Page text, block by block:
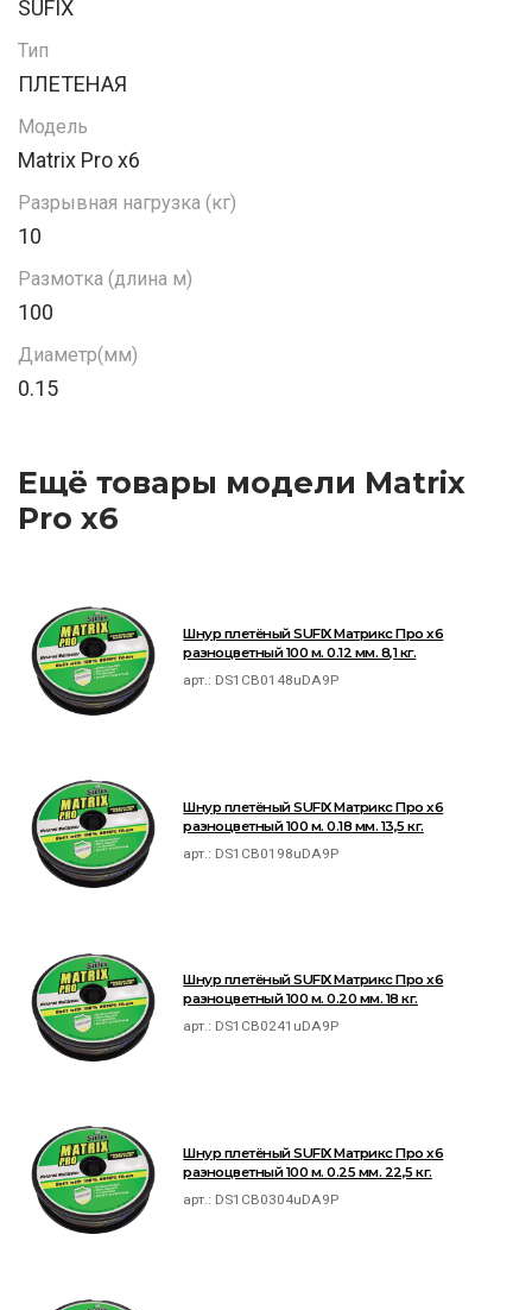
SUFIX
Тип
ПЛЕТЕНАЯ
Модель
Matrix Pro x6
Разрывная нагрузка (кг)
10
Размотка (длина м)
100
Диаметр(мм)
0.15
Ещё товары модели Matrix
Pro x6
Шнур плетёный SUFIX Матрикс Про x6
разноцветный 100 м. 0.12 мм. 8,1 кг.
арт.: DS1CB0148uDA9P
Шнур плетёный SUFIX Матрикс Про x6
разноцветный 100 м. 0.18 мм. 13,5 кг.
арт.: DS1CB0198uDA9P
Шнур плетёный SUFIX Матрикс Про x6
разноцветный 100 м. 0.20 мм. 18 кг.
арт.: DS1CB0241uDA9P
Шнур плетёный SUFIX Матрикс Про x6
разноцветный 100 м. 0.25 мм. 22,5 кг.
арт.: DS1CB0304uDA9P